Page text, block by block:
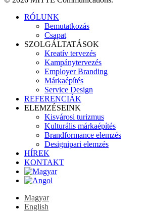
Close
RÓLUNK
Bemutatkozás
Csapat
SZOLGÁLTATÁSOK
Kreatív tervezés
Kampánytervezés
Employer Branding
Márkaépítés
Service Design
REFERENCIÁK
ELEMZÉSEINK
Kisvárosi turizmus
Kulturális márkaépítés
Brandformance elemzés
Designipari elemzés
HÍREK
KONTAKT
Magyar
English